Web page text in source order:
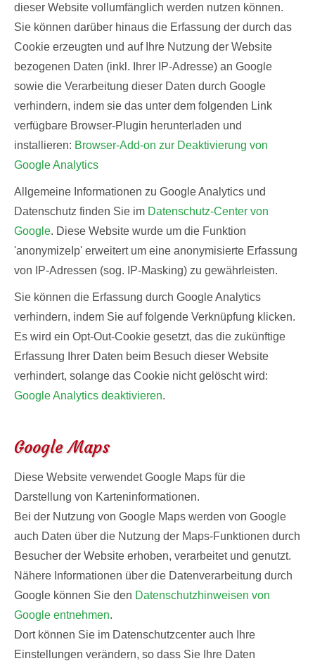
dieser Website vollumfänglich werden nutzen können.
Sie können darüber hinaus die Erfassung der durch das
Cookie erzeugten und auf Ihre Nutzung der Website
bezogenen Daten (inkl. Ihrer IP-Adresse) an Google
sowie die Verarbeitung dieser Daten durch Google
verhindern, indem sie das unter dem folgenden Link
verfügbare Browser-Plugin herunterladen und
installieren: Browser-Add-on zur Deaktivierung von
Google Analytics
Allgemeine Informationen zu Google Analytics und
Datenschutz finden Sie im Datenschutz-Center von
Google. Diese Website wurde um die Funktion
'anonymizeIp' erweitert um eine anonymisierte Erfassung
von IP-Adressen (sog. IP-Masking) zu gewährleisten.
Sie können die Erfassung durch Google Analytics
verhindern, indem Sie auf folgende Verknüpfung klicken.
Es wird ein Opt-Out-Cookie gesetzt, das die zukünftige
Erfassung Ihrer Daten beim Besuch dieser Website
verhindert, solange das Cookie nicht gelöscht wird:
Google Analytics deaktivieren.
Google Maps
Diese Website verwendet Google Maps für die
Darstellung von Karteninformationen.
Bei der Nutzung von Google Maps werden von Google
auch Daten über die Nutzung der Maps-Funktionen durch
Besucher der Website erhoben, verarbeitet und genutzt.
Nähere Informationen über die Datenverarbeitung durch
Google können Sie den Datenschutzhinweisen von
Google entnehmen.
Dort können Sie im Datenschutzcenter auch Ihre
Einstellungen verändern, so dass Sie Ihre Daten